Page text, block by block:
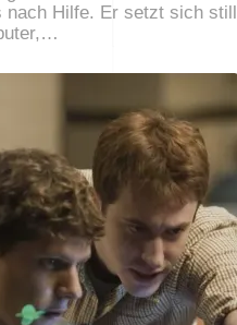
nach Hilfe. Er setzt sich still